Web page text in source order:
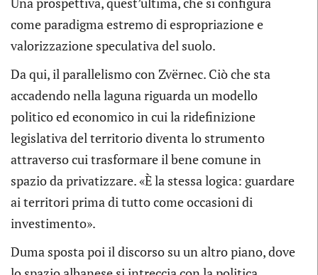
come paradigma estremo di espropriazione e
valorizzazione speculativa del suolo.
Da qui, il parallelismo con Zvërnec. Ciò che sta
accadendo nella laguna riguarda un modello
politico ed economico in cui la ridefinizione
legislativa del territorio diventa lo strumento
attraverso cui trasformare il bene comune in
spazio da privatizzare. «È la stessa logica: guardare
ai territori prima di tutto come occasioni di
investimento».
Duma sposta poi il discorso su un altro piano, dove